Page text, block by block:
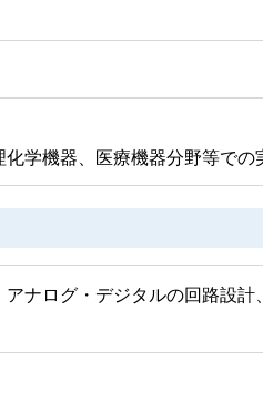
学機器、医療機器分野等での
ナログ・デジタルの回路設計